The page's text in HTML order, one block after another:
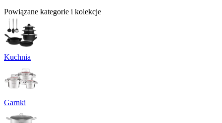
Powiązane kategorie i kolekcje
Kuchnia
Garnki